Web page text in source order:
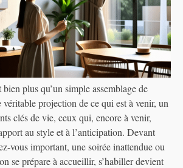
plus qu’un simple assemblage de
véritable projection de ce qui est à venir, un
clés de vie, ceux qui, encore à venir,
au style et à l’anticipation. Devant
vous important, une soirée inattendue ou
se prépare à accueillir, s’habiller devient